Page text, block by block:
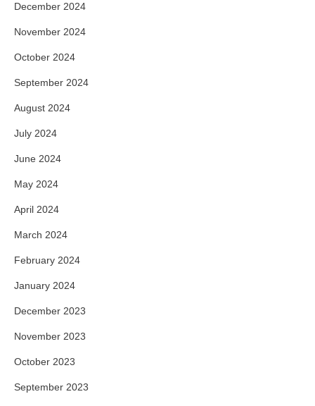
December 2024
November 2024
October 2024
September 2024
August 2024
July 2024
June 2024
May 2024
April 2024
March 2024
February 2024
January 2024
December 2023
November 2023
October 2023
September 2023